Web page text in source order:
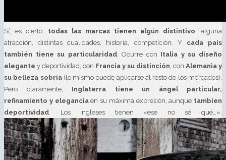
Sí, es cierto, todas las marcas tienen algún distintivo , alguna
atracción, distintas cualidades, historia, competición. Y cada país
también tiene su particularidad. Ocurre con Italia y su diseño
elegante y deportividad, con Francia y su distinción , con Alemania y
su belleza sobria(lo mismo puede aplicarse al resto de los mercados).
Pero claramente, Inglaterra tiene un ángel particular,
refinamiento y eleganciaen su máxima expresión, aunque tambien
deportividad . Los ingleses tienen «ese no sé qué…».